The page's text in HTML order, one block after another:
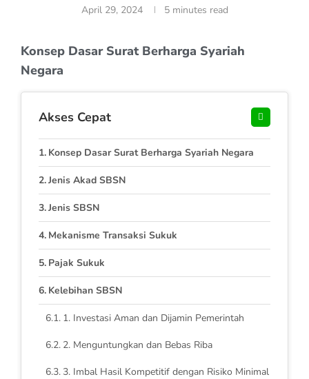
April 29, 2024 5 minutes read
Konsep Dasar Surat Berharga Syariah
Negara
Akses Cepat
Konsep Dasar Surat Berharga Syariah Negara
Jenis Akad SBSN
Jenis SBSN
Mekanisme Transaksi Sukuk
Pajak Sukuk
Kelebihan SBSN
1. Investasi Aman dan Dijamin Pemerintah
2. Menguntungkan dan Bebas Riba
3. Imbal Hasil Kompetitif dengan Risiko Minimal